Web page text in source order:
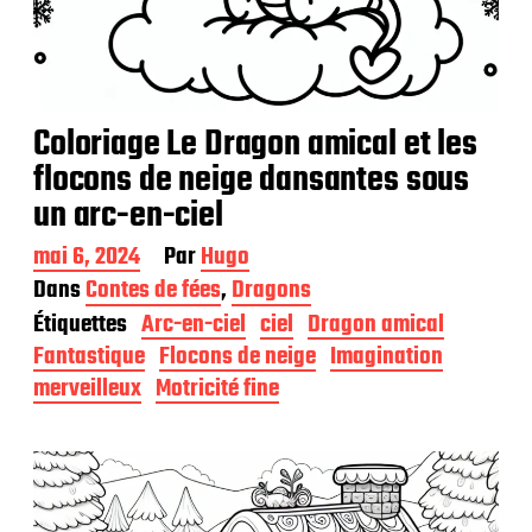
Coloriage Le Dragon amical et les
flocons de neige dansantes sous
un arc-en-ciel
D
a
t
e
d
e
p
b
l
i
c
mai 6, 2024 ParHugo
DansContes de fées,Dragons
Étiquettes Arc-en-ciel ciel Dragon amical
Fantastique Flocons de neige Imagination
merveilleux Motricité fine